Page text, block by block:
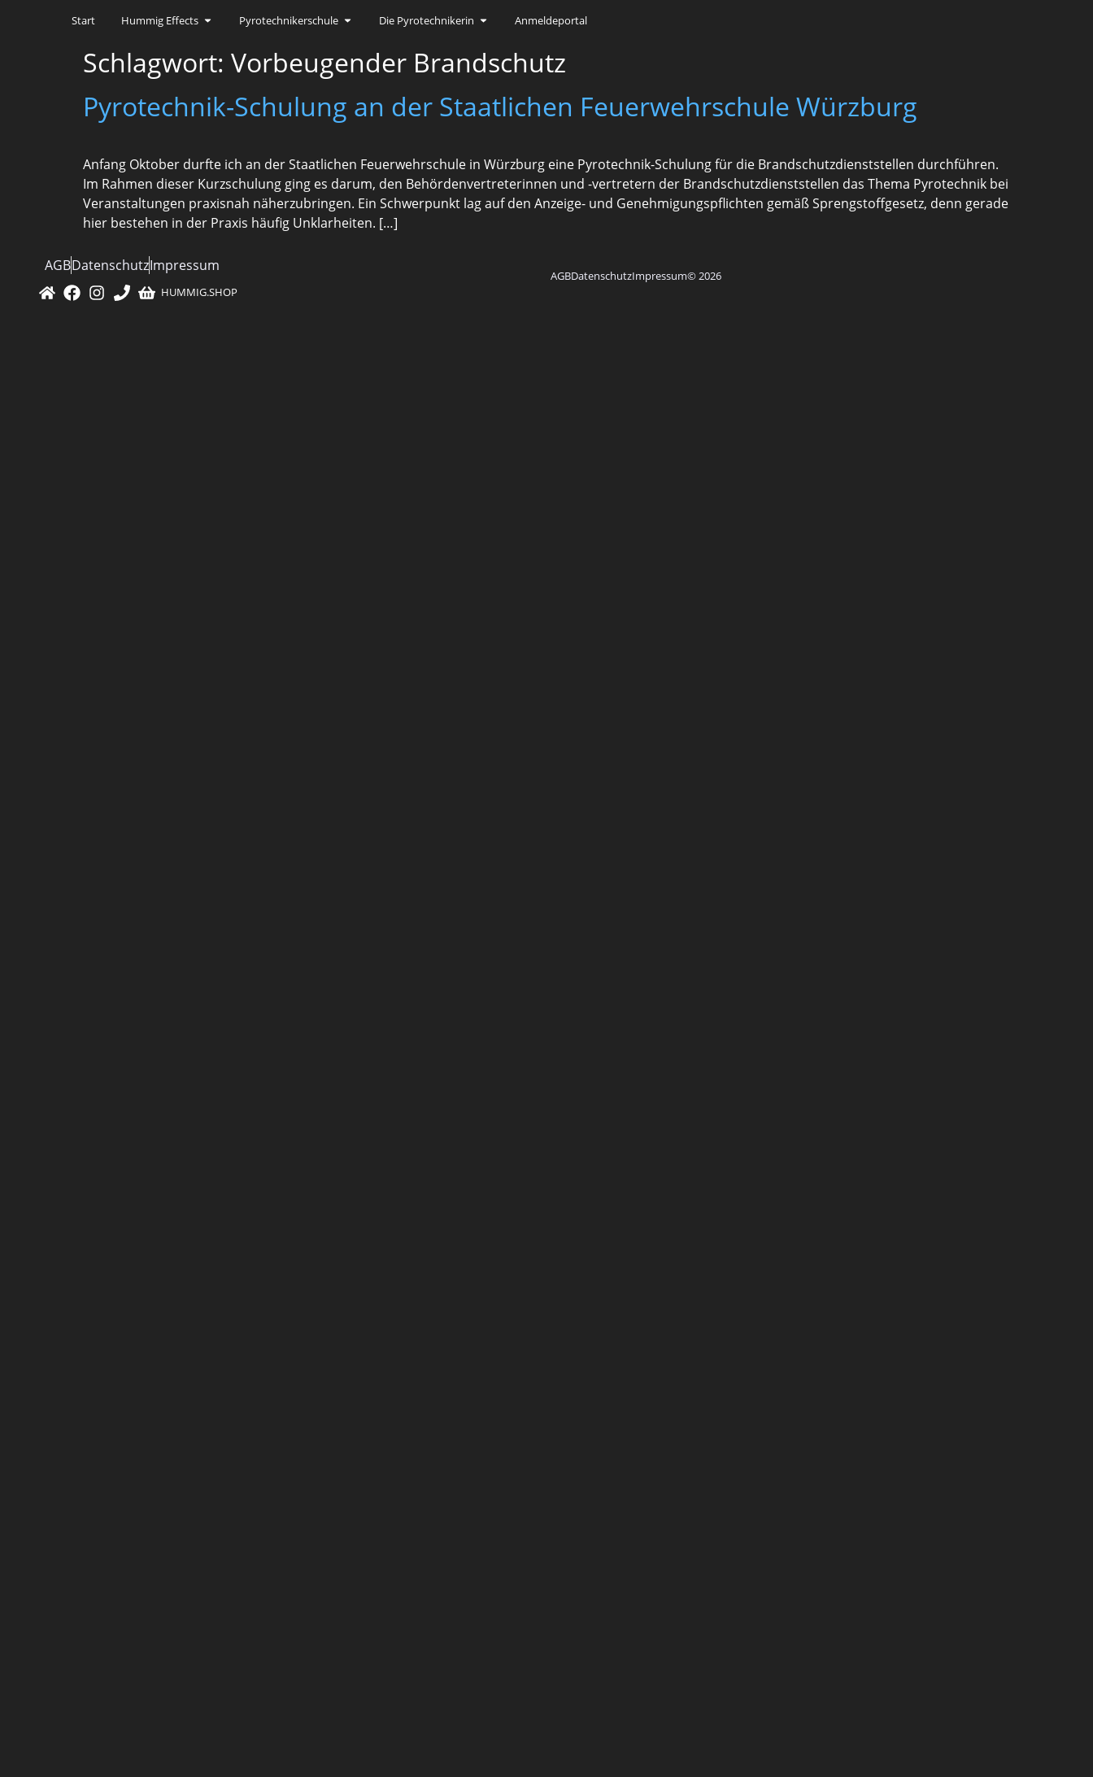
Start Hummig Effects Pyrotechnikerschule Die Pyrotechnikerin Anmeldeportal
Schlagwort: Vorbeugender Brandschutz
Pyrotechnik-Schulung an der Staatlichen Feuerwehrschule Würzburg
Anfang Oktober durfte ich an der Staatlichen Feuerwehrschule in Würzburg eine Pyrotechnik-Schulung für die Brandschutzdienststellen durchführen.
Im Rahmen dieser Kurzschulung ging es darum, den Behördenvertreterinnen und -vertretern der Brandschutzdienststellen das Thema Pyrotechnik bei
Veranstaltungen praxisnah näherzubringen. Ein Schwerpunkt lag auf den Anzeige- und Genehmigungspflichten gemäß Sprengstoffgesetz, denn gerade
hier bestehen in der Praxis häufig Unklarheiten. […]
AGBDatenschutzImpressum
HUMMIG.SHOP
AGBDatenschutzImpressum© 2026